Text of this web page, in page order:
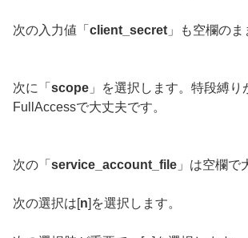
次の入力値「 client_secret 」も空欄のま
次に「 scope 」を選択します。特段縛り
FullAccessで大丈夫です。
次の「 service_account_file 」は空欄で
次の選択は[n]を選択します。